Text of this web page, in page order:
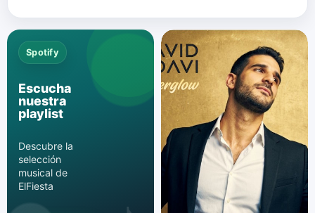
Spotify
Escucha
nuestra
playlist
Descubre la
selección
musical de
ElFiesta